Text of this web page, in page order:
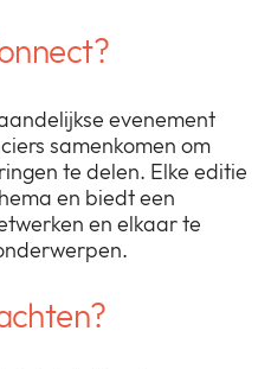
evenement
samenkomen om
te delen. Elke editie
en biedt een
en elkaar te